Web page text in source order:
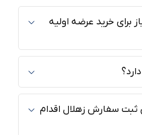
برای خرید عرضه اولیه
ثبت سفارش زهلال اقدام